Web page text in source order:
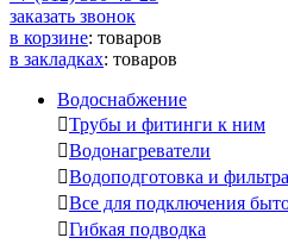
заказать звонок
в корзине: товаров
в закладках: товаров
Водоснабжение
Трубы и фитинги к ним
Водонагреватели
Водоподготовка и
Все для подключения
Гибкая подводка